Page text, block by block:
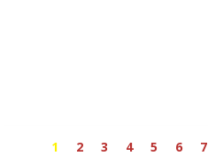
1 2 3 4 5 6 7